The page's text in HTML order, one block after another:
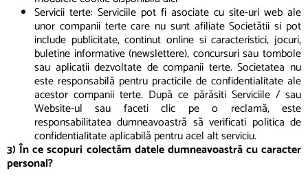
Servicii terte: Serviciile pot fi asociate cu site-uri web ale
unor companii terte care nu sunt afiliate Societătii si pot
include publicitate, continut online si caracteristici, jocuri,
buletine informative (newslettere), concursuri sau tombole
sau aplicatii dezvoltate de companii terte. Societatea nu
este responsabilă pentru practicile de confidentialitate ale
acestor companii terte. După ce părăsiti Serviciile / sau
Website-ul sau faceti clic pe o reclamă, este
responsabilitatea dumneavoastră să verificati politica de
confidentialitate aplicabilă pentru acel alt serviciu.
3) În ce scopuri colectăm datele dumneavoastră cu caracter
personal?